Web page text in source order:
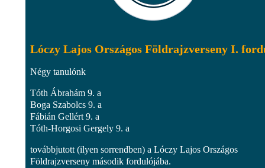
Lóczy Lajos Országos Földrajzverseny I.
Négy tanulónk
Tóth Ábrahám 9. a
Boga Szabolcs 9. a
Fábián Gellért 9. a
Tóth-Horgosi Gergely 9. a
továbbjutott (ilyen sorrendben) a Lóczy Lajos Országos
Földrajzverseny második fordulójába.